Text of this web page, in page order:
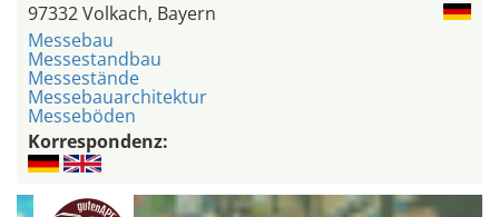
97332 Volkach, Bayern
Messebau
Messestandbau
Messestände
Messebauarchitektur
Messeböden
Korrespondenz: